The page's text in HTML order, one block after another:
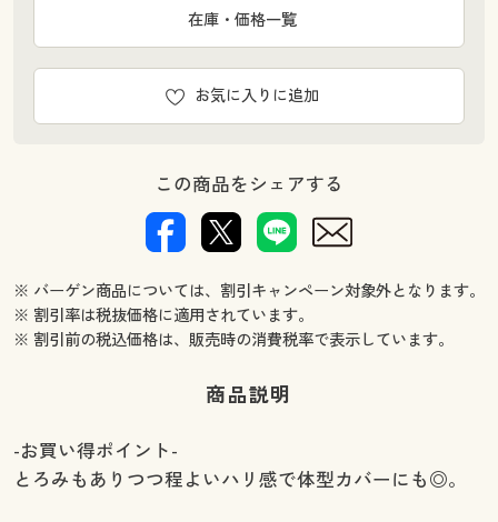
お気に入りに追加
在庫・価格一覧
この商品をシェアする
※ バーゲン商品については、割引キャンペーン対象外となります。
※ 割引率は税抜価格に適用されています。
※ 割引前の税込価格は、販売時の消費税率で表示しています。
商品説明
-お買い得ポイント-
とろみもありつつ程よいハリ感で体型カバーにも◎。